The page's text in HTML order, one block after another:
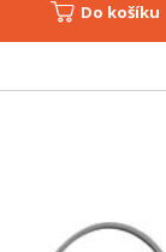
Do košíku